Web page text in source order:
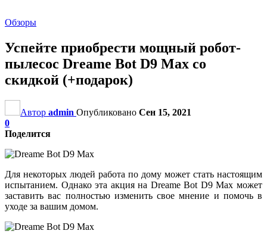
Обзоры
Успейте приобрести мощный робот-
пылесос Dreame Bot D9 Max со
скидкой (+подарок)
Автор admin Опубликовано Сен 15, 2021
0
Поделится
Для некоторых людей работа по дому может стать настоящим
испытанием. Однако эта акция на Dreame Bot D9 Max может
заставить вас полностью изменить свое мнение и помочь в
уходе за вашим домом.